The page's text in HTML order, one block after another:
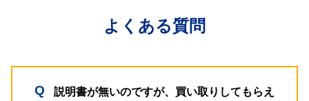
よくある質問
説明書が無いのですが、買い取りしてもらえ